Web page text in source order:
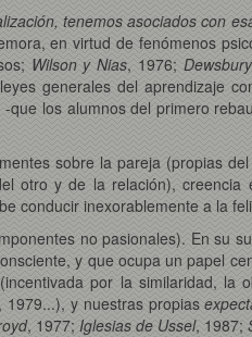
tenemos asociados con
en virtud de fenómenos
Wilson y Nias, 1976; Dewsbury
generales del aprendizaje
-que los alumnos del primero
sobre la pareja (propias
otro y de la relación),
conducir inexorablemente a la
no pasionales). En su
y que ocupa un papel
por la similaridad, la
1979...), y nuestras propias
, 1977; Iglesias de Ussel, 1987;